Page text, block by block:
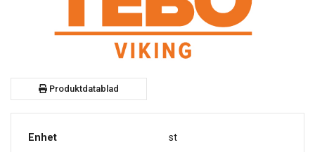
Produktdatablad
Enhet st